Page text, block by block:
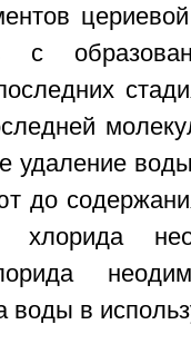
с
удаление
до
воды в